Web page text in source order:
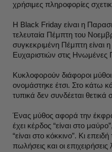
χρήσιμες πληροφορίες
Η Black Friday είναι η
τελευταία Πέμπτη του
συγκεκριμένη Πέμπτη
Ευχαριστιών στις Ηνωμένες
Κυκλοφορούν διάφοροι
ονομάστηκε έτσι. Στο κάτω
τυπικά δεν συνδέεται θετικά
Ένας μύθος αφορά την
έχει κέρδος “είναι στο
“είναι στο κόκκινο”. Κι
πωλήσεις και οι